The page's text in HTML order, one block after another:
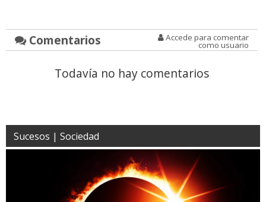
Comentarios Accede para comentar
como usuario
Todavía no hay comentarios
Sucesos | Sociedad